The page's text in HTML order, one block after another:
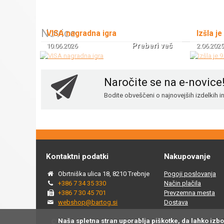
Novice
VISA nagradna igra
10.06.2026 Preberi več
Izšla
2.06.2025
Naročite se na e-novice!
Bodite obveščeni o najnovejših izdelkih
Kontaktni podatki
Obrtniška ulica 18, 8210 Trebnje
+386 7 34 35 330
+386 7 30 45 701
webshop@bartog.si
Nakupovanje
Pogoji poslovanja
Način plačila
Prevzemna mesta
Dostava
© 2015 - 2025 Spletna trgovina Bartog, v spletni trgovini
Naša spletna stran uporablja piškotke, da lahko